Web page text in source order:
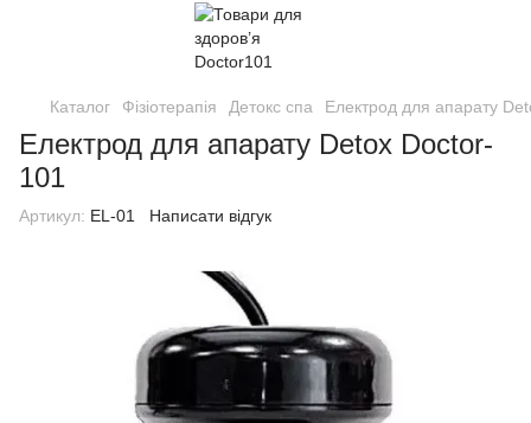
Каталог Фізіотерапія Детокс спа Електрод для апарату
Електрод для апарату Detox Doctor-
101
Артикул: EL-01 Написати відгук